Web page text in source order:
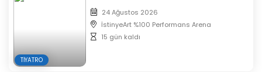
TIYATRO
24 Ağustos 2026
İstinyeArt %100 Performans Arena
15 gün kaldı